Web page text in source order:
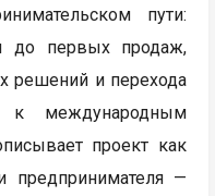
пути:
до первых продаж,
решений и перехода
к международным
проект как
предпринимателя —